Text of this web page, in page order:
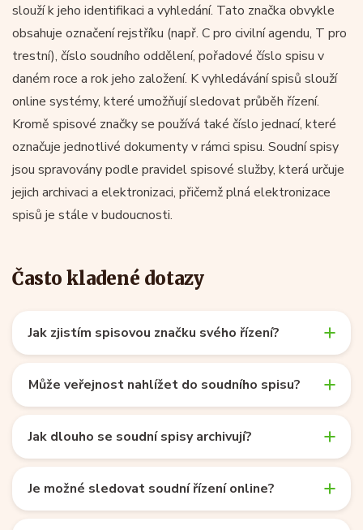
slouží k jeho identifikaci a vyhledání. Tato značka obvykle
obsahuje označení rejstříku (např. C pro civilní agendu, T pro
trestní), číslo soudního oddělení, pořadové číslo spisu v
daném roce a rok jeho založení. K vyhledávání spisů slouží
online systémy, které umožňují sledovat průběh řízení.
Kromě spisové značky se používá také číslo jednací, které
označuje jednotlivé dokumenty v rámci spisu. Soudní spisy
jsou spravovány podle pravidel spisové služby, která určuje
jejich archivaci a elektronizaci, přičemž plná elektronizace
spisů je stále v budoucnosti.
Často kladené dotazy
Jak zjistím spisovou značku svého řízení?
Může veřejnost nahlížet do soudního spisu?
Jak dlouho se soudní spisy archivují?
Je možné sledovat soudní řízení online?